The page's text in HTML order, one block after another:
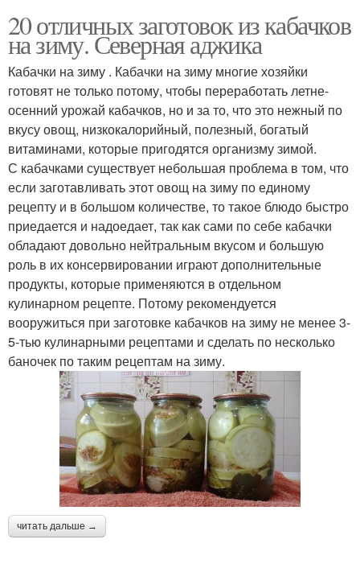
20 отличных заготовок из кабачков
на зиму. Северная аджика
Кабачки на зиму . Кабачки на зиму многие хозяйки
готовят не только потому, чтобы переработать летне-
осенний урожай кабачков, но и за то, что это нежный по
вкусу овощ, низкокалорийный, полезный, богатый
витаминами, которые пригодятся организму зимой.
С кабачками существует небольшая проблема в том, что
если заготавливать этот овощ на зиму по единому
рецепту и в большом количестве, то такое блюдо быстро
приедается и надоедает, так как сами по себе кабачки
обладают довольно нейтральным вкусом и большую
роль в их консервировании играют дополнительные
продукты, которые применяются в отдельном
кулинарном рецепте. Потому рекомендуется
вооружиться при заготовке кабачков на зиму не менее 3-
5-тью кулинарными рецептами и сделать по несколько
баночек по таким рецептам на зиму.
читать дальше →